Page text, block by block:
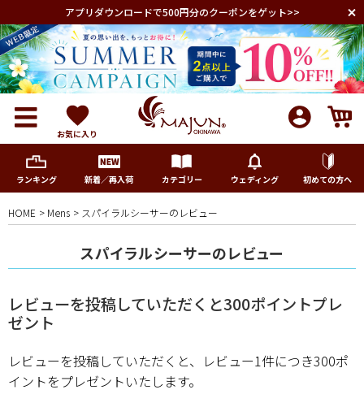
アプリダウンロードで500円分のクーポンをゲット>>
お気に入り
ランキング 新着／再入荷 カテゴリー ウェディング 初めての方へ
メンズ
レディース
キッズ
ペア商品
HOME Mens スパイラルシーサーのレビュー
スパイラルシーサーのレビュー
レビューを投稿していただくと300ポイントプレ
ゼント
レビューを投稿していただくと、レビュー1件につき300ポ
イントをプレゼントいたします。